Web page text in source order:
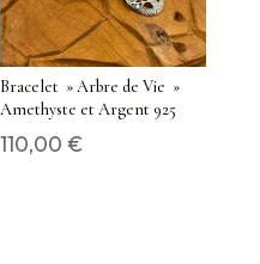
Bracelet » Arbre de Vie »
Amethyste et Argent 925
110,00€